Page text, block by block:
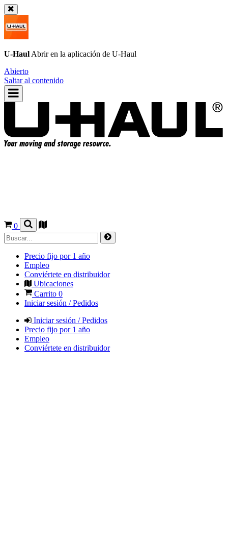
U-Haul Abrir en la aplicación de U-Haul
Abierto
Saltar al contenido
0
Precio fijo por 1 año
Empleo
Conviértete en distribuidor
Ubicaciones
Carrito 0
Iniciar sesión / Pedidos
Iniciar sesión / Pedidos
Precio fijo por 1 año
Empleo
Conviértete en distribuidor